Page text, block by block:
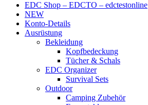
EDC Shop – EDCTO – edctestonline
NEW
Konto-Details
Ausrüstung
Bekleidung
Kopfbedeckung
Tücher & Schals
EDC Organizer
Survival Sets
Outdoor
Camping Zubehör